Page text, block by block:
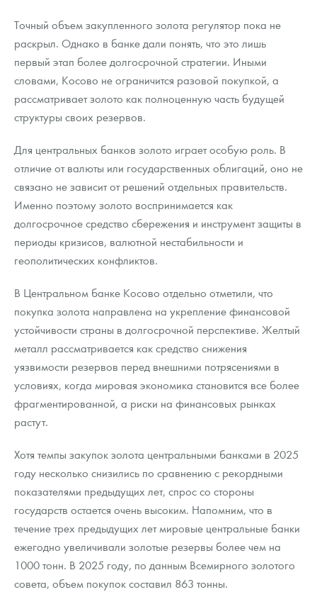
Точный объем закупленного золота регулятор пока не
раскрыл. Однако в банке дали понять, что это лишь
первый этап более долгосрочной стратегии. Иными
словами, Косово не ограничится разовой покупкой, а
рассматривает золото как полноценную часть будущей
структуры своих резервов.
Для центральных банков золото играет особую роль. В
отличие от валюты или государственных облигаций, оно не
связано не зависит от решений отдельных правительств.
Именно поэтому золото воспринимается как
долгосрочное средство сбережения и инструмент защиты в
периоды кризисов, валютной нестабильности и
геополитических конфликтов.
В Центральном банке Косово отдельно отметили, что
покупка золота направлена на укрепление финансовой
устойчивости страны в долгосрочной перспективе. Желтый
металл рассматривается как средство снижения
уязвимости резервов перед внешними потрясениями в
условиях, когда мировая экономика становится все более
фрагментированной, а риски на финансовых рынках
растут.
Хотя темпы закупок золота центральными банками в 2025
году несколько снизились по сравнению с рекордными
показателями предыдущих лет, спрос со стороны
государств остается очень высоким. Напомним, что в
течение трех предыдущих лет мировые центральные банки
ежегодно увеличивали золотые резервы более чем на
1000 тонн. В 2025 году, по данным Всемирного золотого
совета, объем покупок составил 863 тонны.